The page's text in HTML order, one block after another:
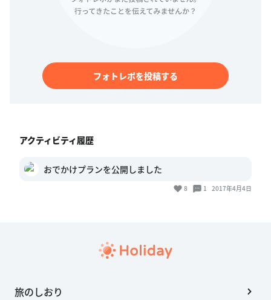
フォトレポを投稿する
アクティビティ履歴
おでかけプランを公開しました
8 1 2017年4月4日
旅のしおり